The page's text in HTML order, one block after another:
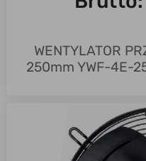
WENTYLATOR
250mm YWF-4E-